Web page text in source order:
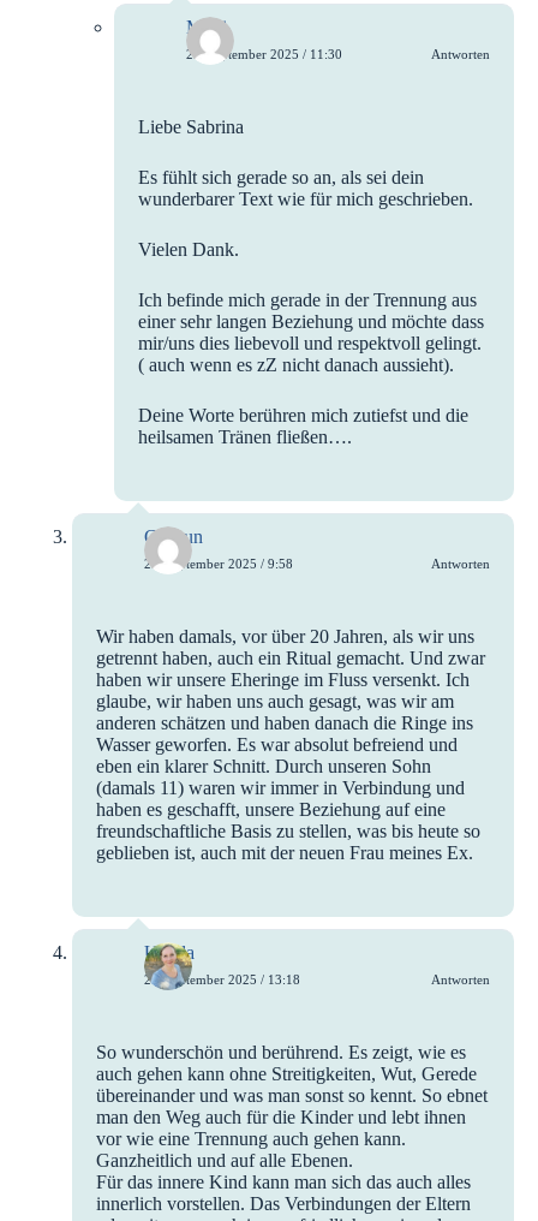
Moni
25. September 2025 / 11:30 Antworten
Liebe Sabrina
Es fühlt sich gerade so an, als sei dein
wunderbarer Text wie für mich geschrieben.
Vielen Dank.
Ich befinde mich gerade in der Trennung aus
einer sehr langen Beziehung und möchte dass
mir/uns dies liebevoll und respektvoll gelingt.
( auch wenn es zZ nicht danach aussieht).
Deine Worte berühren mich zutiefst und die
heilsamen Tränen fließen….
Gudrun
25. September 2025 / 9:58 Antworten
Wir haben damals, vor über 20 Jahren, als wir uns
getrennt haben, auch ein Ritual gemacht. Und zwar
haben wir unsere Eheringe im Fluss versenkt. Ich
glaube, wir haben uns auch gesagt, was wir am
anderen schätzen und haben danach die Ringe ins
Wasser geworfen. Es war absolut befreiend und
eben ein klarer Schnitt. Durch unseren Sohn
(damals 11) waren wir immer in Verbindung und
haben es geschafft, unsere Beziehung auf eine
freundschaftliche Basis zu stellen, was bis heute so
geblieben ist, auch mit der neuen Frau meines Ex.
Ursula
25. September 2025 / 13:18 Antworten
So wunderschön und berührend. Es zeigt, wie es
auch gehen kann ohne Streitigkeiten, Wut, Gerede
übereinander und was man sonst so kennt. So ebnet
man den Weg auch für die Kinder und lebt ihnen
vor wie eine Trennung auch gehen kann.
Ganzheitlich und auf alle Ebenen.
Für das innere Kind kann man sich das auch alles
innerlich vorstellen. Das Verbindungen der Eltern